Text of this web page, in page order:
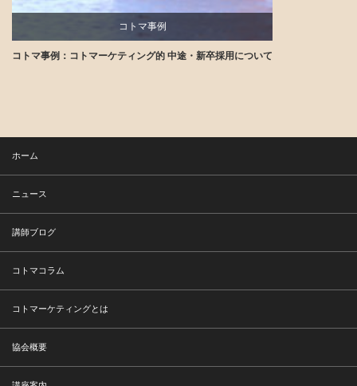
コトマ事例
講師ブログ
コトマ事例：コトマーケティング的 中途・新卒採用について
ホーム
ニュース
講師ブログ
コトマコラム
コトマーケティングとは
協会概要